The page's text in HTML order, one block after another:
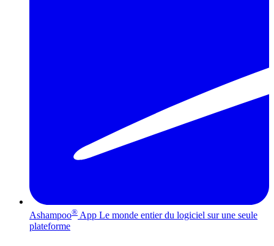
Ashampoo® App Le monde entier du logiciel sur une seule
plateforme